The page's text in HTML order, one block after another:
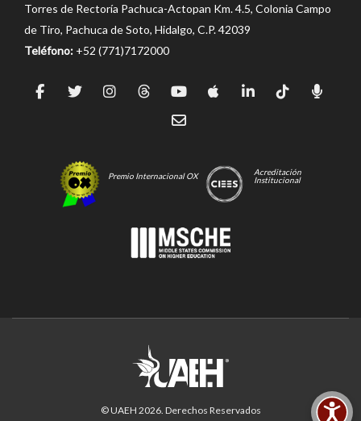
Torres de Rectoría Pachuca-Actopan Km. 4.5, Colonia Campo
de Tiro, Pachuca de Soto, Hidalgo, C.P. 42039
Teléfono: +52 (771)7172000
Premio Internacional OX
Acreditación
Institucional
© UAEH 2026. Derechos Reservados